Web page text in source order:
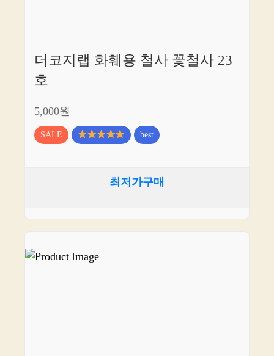
더코지랩 화훼용 철사 꽃철사 23
호
5,000원
SALE best
최저가구매